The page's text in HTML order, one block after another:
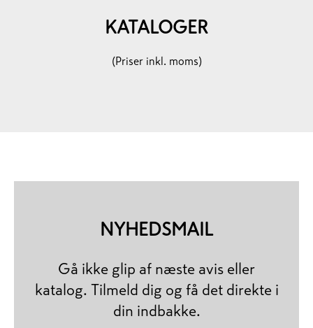
KATALOGER
(Priser inkl. moms)
NYHEDSMAIL
Gå ikke glip af næste avis eller
katalog. Tilmeld dig og få det direkte i
din indbakke.